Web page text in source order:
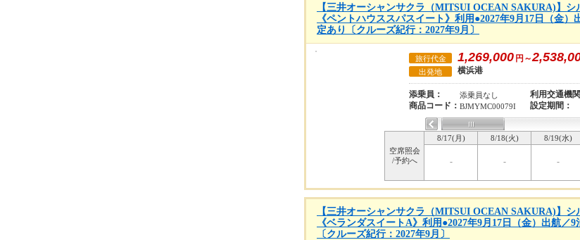
【三井オーシャンサクラ（MITSUI OCEAN SAKURA)】
《ペントハウススパスイート》利用●2027年9月17日（金
定あり〔クルーズ紀行：2027年9月〕
旅行代金 1,269,000 円～
出発地 横浜港
添乗員： 添乗員なし 利用交通機関
商品コード： BJMYMC00079I 設定期間：
空席照会
/予約へ
8/17(月) 8/18(火) 8/19(水)
- - -
【三井オーシャンサクラ（MITSUI OCEAN SAKURA)】
《ベランダスイートA》利用●2027年9月17日（金）出航／
〔クルーズ紀行：2027年9月〕